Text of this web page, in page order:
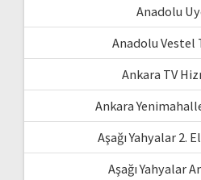
Anadolu
Anadolu Vestel
Ankara TV
Ankara
Aşağı Yahyalar 2.
Aşağı Yahyalar